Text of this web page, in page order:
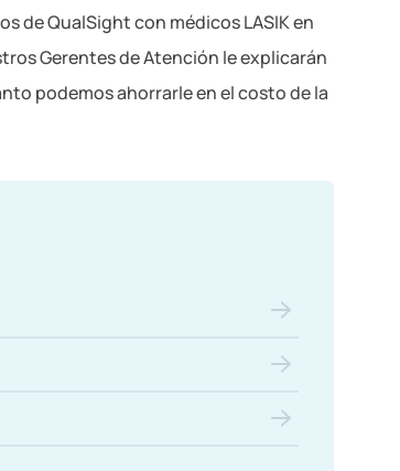
de QualSight con médicos LASIK en
Gerentes de Atención le explicarán
podemos ahorrarle en el costo de la